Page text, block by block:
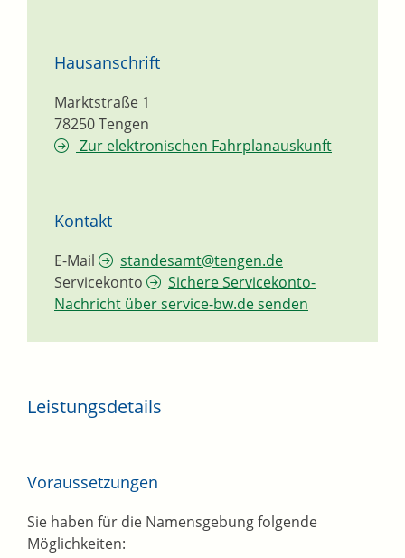
Hausanschrift
Marktstraße 1
78250Tengen
Zur elektronischen Fahrplanauskunft
Kontakt
E-Mail
standesamt@tengen.de
Servicekonto
Sichere Servicekonto-
Nachricht über service-bw.de senden
Leistungsdetails
Voraussetzungen
Sie haben für die Namensgebung folgende
Möglichkeiten: